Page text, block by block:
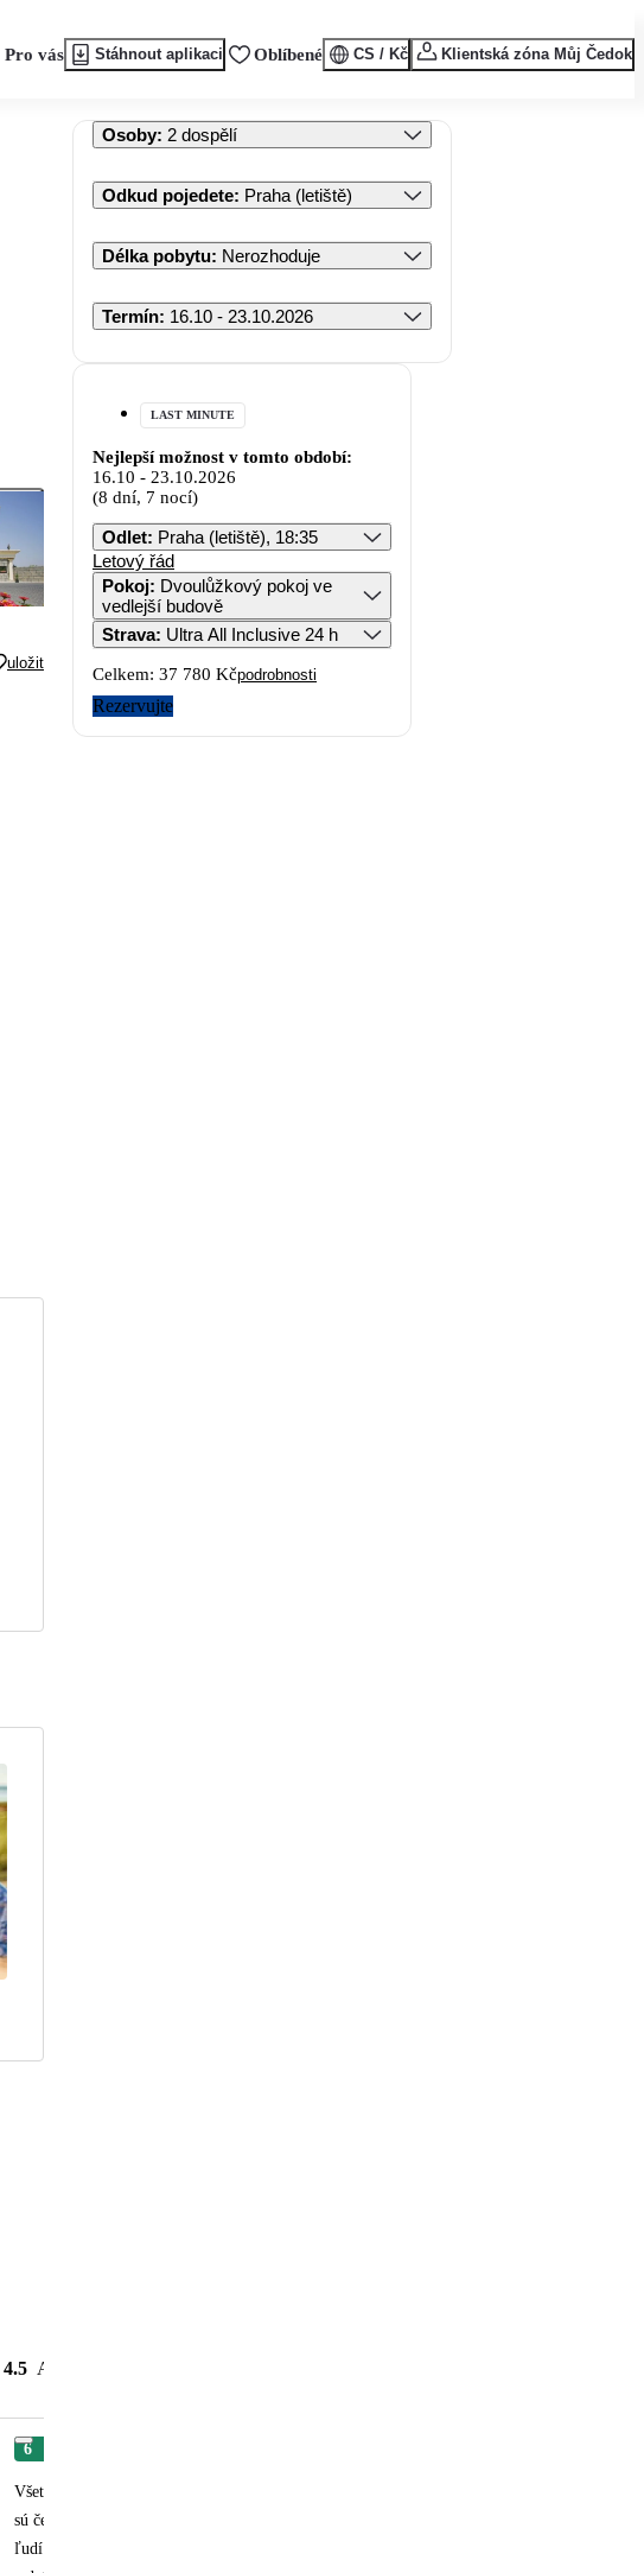
Pro vás Stáhnout aplikaci Oblíbené CS / Kč Klientská zóna Můj Čedok
uložit
4.5 Atrakce v okolí
6
Všetko bolo super, krásna pláž, hotel pekný, strava taktiež. Jedno čo sa nám nepáčilo bol
sú československý animátori, boli iba český hovoriace. Boli tam aj animarorky z nemecká,
ľudí po Anglicky (nechápem) . Večerné mini disko vo všetkých jazykoch, len nie v českom
Osoby: 2 dospělí
Odkud pojedete: Praha (letiště)
Délka pobytu: Nerozhoduje
Termín: 16.10 - 23.10.2026
LAST MINUTE
Nejlepší možnost v tomto období:
16.10 - 23.10.2026
(8 dní, 7 nocí)
Odlet: Praha (letiště), 18:35
Letový řád
Pokoj: Dvoulůžkový pokoj ve
vedlejší budově
Strava: Ultra All Inclusive 24 h
Celkem: 37 780 Kčpodrobnosti
Rezervujte